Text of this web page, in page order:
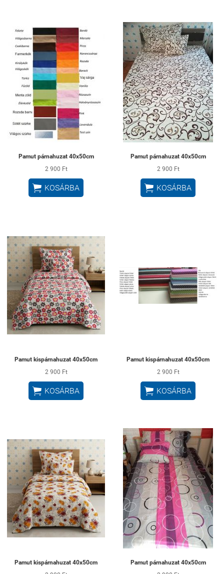
Pamut párnahuzat 40x50cm
2 900 Ft
 KOSÁRBA
Pamut párnahuzat 40x50cm
2 900 Ft
 KOSÁRBA
Pamut kispárnahuzat 40x50cm
2 900 Ft
 KOSÁRBA
Pamut kispárnahuzat 40x50cm
2 900 Ft
 KOSÁRBA
Pamut kispárnahuzat 40x50cm
Pamut párnahuzat 40x50cm